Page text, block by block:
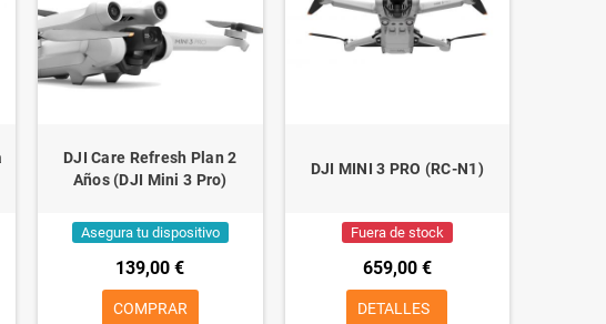
DJI Care Refresh Plan 2
Años (DJI Mini 3 Pro)
Asegura tu dispositivo
139,00 €
COMPRAR
DJI MINI 3 PRO (RC-N1)
Fuera de stock
659,00 €
DETALLES